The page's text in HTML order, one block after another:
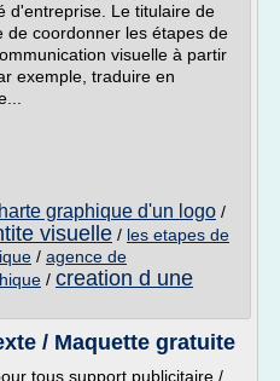
d'entreprise. Le titulaire de
de coordonner les étapes de
visuelle à partir
exemple, traduire en
graphique d'un logo /
visuelle / les etapes de
/ agence de
/ creation d une
/ Maquette gratuite
tous support publicitaire /